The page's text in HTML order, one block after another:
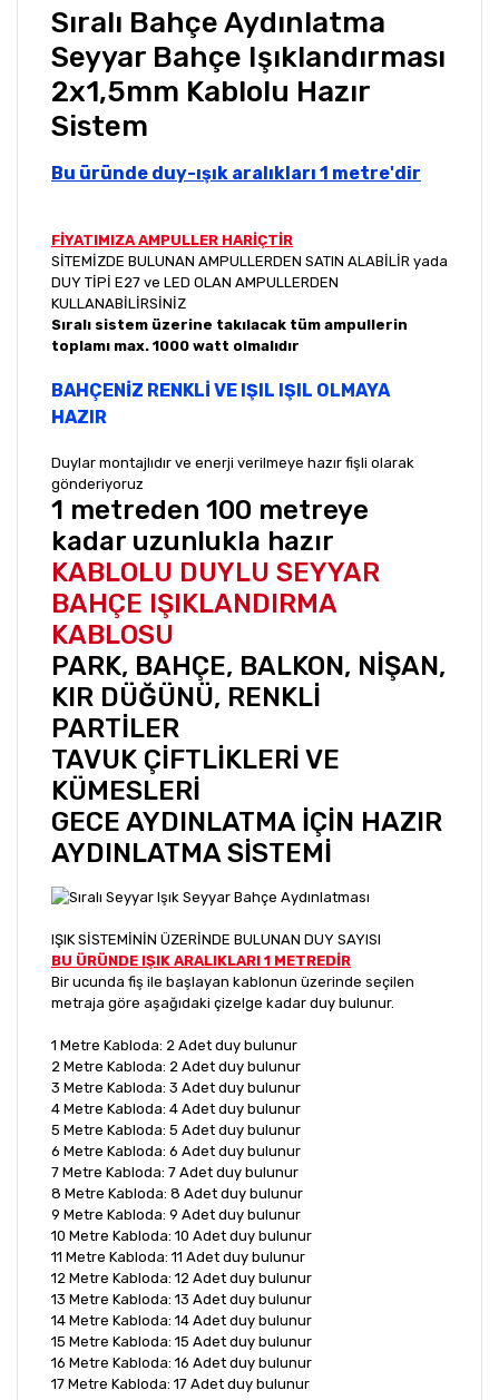
Sıralı Bahçe Aydınlatma
Seyyar Bahçe Işıklandırması
2x1,5mm Kablolu Hazır
Sistem
Bu üründe duy-ışık aralıkları 1 metre'dir
FİYATIMIZA AMPULLER HARİÇTİR
SİTEMİZDE BULUNAN AMPULLERDEN SATIN ALABİLİR yada
DUY TİPİ E27 ve LED OLAN AMPULLERDEN
KULLANABİLİRSİNİZ
Sıralı sistem üzerine takılacak tüm ampullerin
toplamı max. 1000 watt olmalıdır
BAHÇENİZ RENKLİ VE IŞIL IŞIL OLMAYA
HAZIR
Duylar montajlıdır ve enerji verilmeye hazır fişli olarak
gönderiyoruz
1 metreden 100 metreye
kadar uzunlukla hazır
KABLOLU DUYLU SEYYAR
BAHÇE IŞIKLANDIRMA
KABLOSU
PARK, BAHÇE, BALKON, NİŞAN,
KIR DÜĞÜNÜ, RENKLİ
PARTİLER
TAVUK ÇİFTLİKLERİ VE
KÜMESLERİ
GECE AYDINLATMA İÇİN HAZIR
AYDINLATMA SİSTEMİ
IŞIK SİSTEMİNİN ÜZERİNDE BULUNAN DUY SAYISI
BU ÜRÜNDE IŞIK ARALIKLARI 1 METREDİR
Bir ucunda fiş ile başlayan kablonun üzerinde seçilen
metraja göre aşağıdaki çizelge kadar duy bulunur.
1 Metre Kabloda: 2 Adet duy bulunur
2 Metre Kabloda: 2 Adet duy bulunur
3 Metre Kabloda: 3 Adet duy bulunur
4 Metre Kabloda: 4 Adet duy bulunur
5 Metre Kabloda: 5 Adet duy bulunur
6 Metre Kabloda: 6 Adet duy bulunur
7 Metre Kabloda: 7 Adet duy bulunur
8 Metre Kabloda: 8 Adet duy bulunur
9 Metre Kabloda: 9 Adet duy bulunur
10 Metre Kabloda: 10 Adet duy bulunur
11 Metre Kabloda: 11 Adet duy bulunur
12 Metre Kabloda: 12 Adet duy bulunur
13 Metre Kabloda: 13 Adet duy bulunur
14 Metre Kabloda: 14 Adet duy bulunur
15 Metre Kabloda: 15 Adet duy bulunur
16 Metre Kabloda: 16 Adet duy bulunur
17 Metre Kabloda: 17 Adet duy bulunur